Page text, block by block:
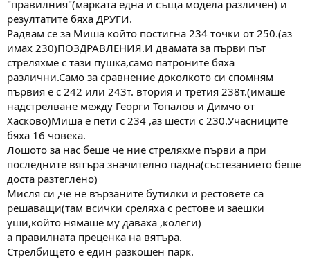
"правилния"(марката една и съща модела различен) и
резултатите бяха ДРУГИ.
Радвам се за Миша който постигна 234 точки от 250.(аз
имах 230)ПОЗДРАВЛЕНИЯ.И двамата за първи път
стреляхме с тази пушка,само патроните бяха
различни.Само за сравнение доколкото си спомням
първия е с 242 или 243т. втория и третия 238т.(имаше
надстрелване между Георги Топалов и Димчо от
Хасково)Миша е пети с 234 ,аз шести с 230.Учасниците
бяха 16 човека.
Лошото за нас беше че ние стреляхме първи а при
последните вятъра значително падна(състезанието беше
доста разтеглено)
Мисля си ,че не вързаните бутилки и рестовете са
решаващи(там всички среляха с рестове и заешки
уши,който нямаше му даваха ,колеги)
а правилната преценка на вятъра.
Стрелбището е един разкошен парк.